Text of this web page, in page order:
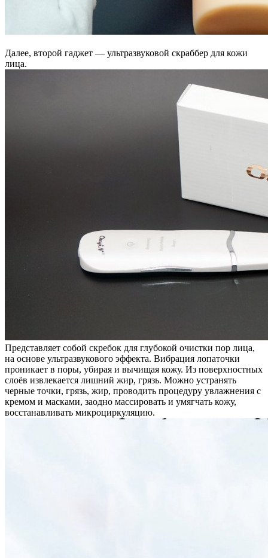
Далее, второй гаджет — ультразвуковой скраббер для кожи
лица.
Представляет собой скребок для глубокой очистки пор лица,
на основе ультразвукового эффекта. Вибрация лопаточки
проникает в поры, убирая и вычищая кожу. Из поверхностных
слоёв извлекается лишний жир, грязь. Можно устранять
черные точки, грязь, жир, проводить процедуру увлажнения с
кремом и масками, заодно массировать и умягчать кожу,
восстанавливать микроциркуляцию.